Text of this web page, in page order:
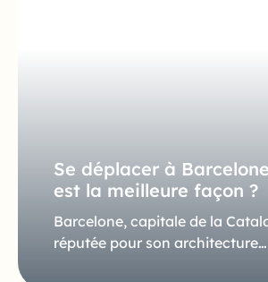
Se déplacer à
est la meilleure façon ?
Barcelone, capitale de la
réputée pour son architecture…